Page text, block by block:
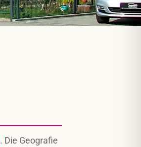
. Die Geografie